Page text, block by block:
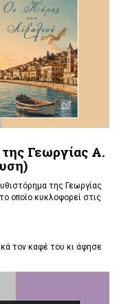
Γεωργίας Α.
της Γεωργίας
οποίο κυκλοφορεί στις
τον καφέ του κι άφησε